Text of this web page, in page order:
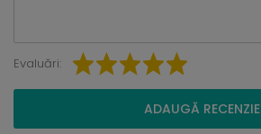
Evaluări:
ADAUGĂ RECENZIE